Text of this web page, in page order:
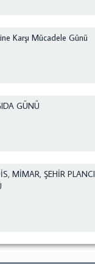
Karşı Mücadele Günü
GÜNÜ
MİMAR, ŞEHİR